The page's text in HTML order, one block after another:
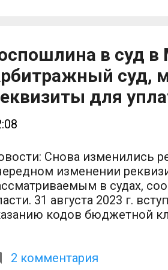
лет должно
дорожкам,
возрасте
следующих
в суд
суд,
для
Снова изменились
изменении
в судах,
31 августа 2023 г.
кодов бюджетной
отдельные
2 комментария